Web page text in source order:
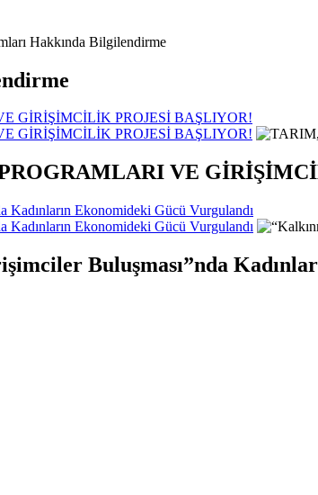
GİRİŞİMCİLİK PROJESİ BAŞLIYOR!
GİRİŞİMCİLİK PROJESİ BAŞLIYOR!
VE
Kadınların Ekonomideki Gücü Vurgulandı
Kadınların Ekonomideki Gücü Vurgulandı
Buluşması”nda